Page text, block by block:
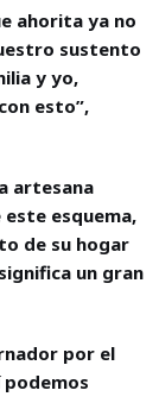
ahorita ya no
sustento
y yo,
esto”,
artesana
esquema,
de su hogar
un gran
por el